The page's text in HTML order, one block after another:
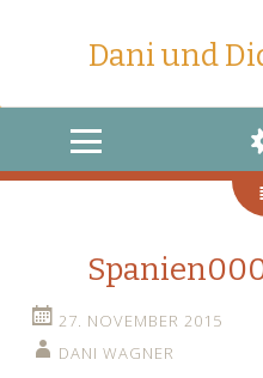
Dani und
MENU
WIDGETS
SEARCH
27. NOVEMBER 2015
DANI WAGNER